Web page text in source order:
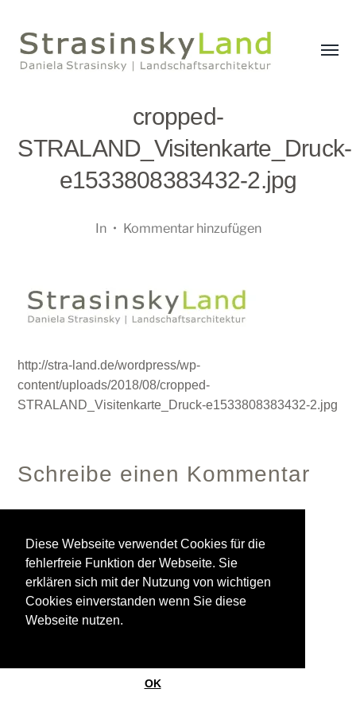
Diese Webseite verwendet Cookies für die
fehlerfreie Funktion der Webseite. Sie
erklären sich mit der Nutzung von wichtigen
Cookies einverstanden wenn Sie diese
Webseite nutzen.
OK
Menü
cropped-
STRALAND_Visitenkarte_Druck-
e1533808383432-2.jpg
In • Kommentar hinzufügen
http://stra-land.de/wordpress/wp-
content/uploads/2018/08/cropped-
STRALAND_Visitenkarte_Druck-e1533808383432-2.jpg
Schreibe einen Kommentar
Du musstangemeldetsein, um einen Kommentar
abzugeben.
© 2026